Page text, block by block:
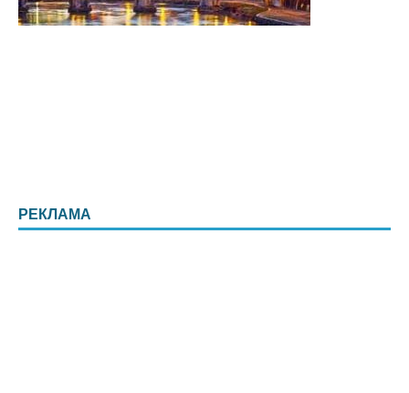
РЕКЛАМА